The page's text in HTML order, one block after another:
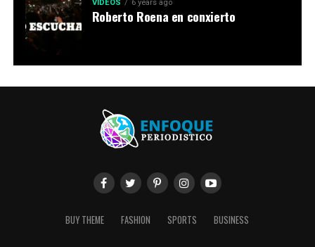
VIDEOS 6 years ago
Roberto Roena en conxierto
BUY THEME FASHION SPORTS BUSINESS